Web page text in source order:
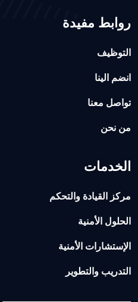
روابط مفيدة
التوظيف
انضم الينا
تواصل معنا
من نحن
الخدمات
مركز القيادة والتحكم
الحلول الأمنية
الإستشارات الأمنية
التدريب والتطوير